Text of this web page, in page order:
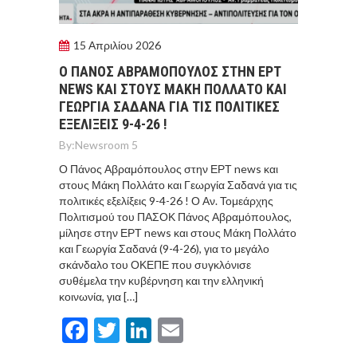
15 Απριλίου 2026
Ο ΠΆΝΟΣ ΑΒΡΑΜΌΠΟΥΛΟΣ ΣΤΗΝ ΕΡΤ
NEWS ΚΑΙ ΣΤΟΥΣ ΜΆΚΗ ΠΟΛΛΆΤΟ ΚΑΙ
ΓΕΩΡΓΊΑ ΣΑΔΑΝΆ ΓΙΑ ΤΙΣ ΠΟΛΙΤΙΚΈΣ
ΕΞΕΛΊΞΕΙΣ 9-4-26 !
By:Newsroom 5
Ο Πάνος Αβραμόπουλος στην ΕΡΤ news και
στους Μάκη Πολλάτο και Γεωργία Σαδανά για τις
πολιτικές εξελίξεις 9-4-26 ! Ο Αν. Τομεάρχης
Πολιτισμού του ΠΑΣΟΚ Πάνος Αβραμόπουλος,
μίλησε στην ΕΡΤ news και στους Μάκη Πολλάτο
και Γεωργία Σαδανά (9-4-26), για το μεγάλο
σκάνδαλο του ΟΚΕΠΕ που συγκλόνισε
συθέμελα την κυβέρνηση και την ελληνική
κοινωνία, για […]
Facebook
TwitterLinkedIn